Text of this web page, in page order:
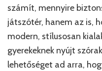
számít, mennyire
játszótér, hanem az is,
modern, stílusosan
gyerekeknek nyújt
lehetőséget ad arra,